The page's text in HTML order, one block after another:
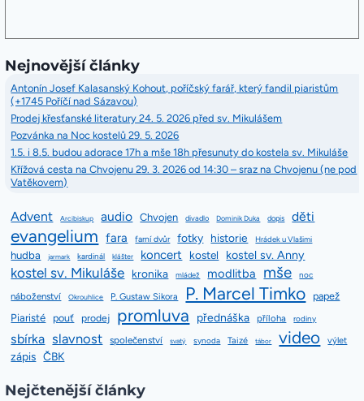
Nejnovější články
Antonín Josef Kalasanský Kohout, poříčský farář, který fandil piaristům
(+1745 Poříčí nad Sázavou)
Prodej křesťanské literatury 24. 5. 2026 před sv. Mikulášem
Pozvánka na Noc kostelů 29. 5. 2026
1.5. i 8.5. budou adorace 17h a mše 18h přesunuty do kostela sv. Mikuláše
Křížová cesta na Chvojenu 29. 3. 2026 od 14:30 – sraz na Chvojenu (ne pod
Vatěkovem)
Advent Arcibiskup audio Chvojen divadlo Dominik Duka dopis děti
evangelium fara farní dvůr fotky historie Hrádek u Vlašimi
hudba jarmark kardinál klášter koncert kostel kostel sv. Anny
kostel sv. Mikuláše kronika mládež modlitba mše noc
náboženství Okrouhlice P. Gustaw Sikora P. Marcel Timko
papež
Piaristé
pouť prodej promluva přednáška příloha rodiny
sbírka slavnost společenství svatý synoda Taizé tábor video výlet
zápis ČBK
Nejčtenější články